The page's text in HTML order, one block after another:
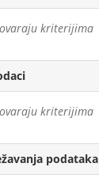
kriterijima
kriterijima
podataka